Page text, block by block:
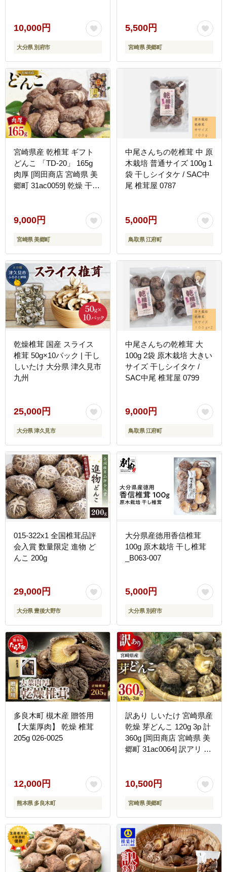
10,000円
大分県 別府市
にぎり 卵かけごはん だし
出汁 旨味 ぎょうざ おつ
まみ おかず
5,500円
宮崎県 美郷町
宮崎県産 乾椎茸 ギフト
どんこ 「TD-20」 165g
肉厚 [岡田商店 宮崎県 美
郷町 31ac0059] 乾燥 干し
贈り物 贈答用 プレゼント
父の日 母の日 家庭用 送
料無料 厳選 煮つけ 煮物
煮付け
9,000円
宮崎県 美郷町
中尾さんちの乾椎茸 中 原
木栽培 普通サイズ 100g 1
袋 干しシイタケ / SAC中
尾 椎茸屋 0787
5,000円
鳥取県 江府町
乾燥椎茸 国産 スライス
椎茸 50g×10パック | 干し
しいたけ 大分県 津久見市
九州
25,000円
大分県 津久見市
中尾さんちの乾椎茸 大
100g 2袋 原木栽培 大きい
サイズ 干しシイタケ /
SAC中尾 椎茸屋 0799
9,000円
鳥取県 江府町
015-322x1 全国椎茸品評
会入賞 数量限定 進物 ど
んこ 200g
29,000円
大分県 豊後大野市
大分県産徳用香信椎茸
100g 原木栽培 干し椎茸
_B063-007
5,000円
大分県 別府市
多良木町 槻木産 贈答用
【大葉厚肉】 乾燥 椎茸
205g 026-0025
12,000円
熊本県 多良木町
訳あり しいたけ 宮崎県産
乾燥 芽どんこ 120g 3p 計
360g [岡田商店 宮崎県 美
郷町 31ac0064] 訳アリ 理
ケ 乾燥椎茸 しいたけ シ
ふるさと納税
10,500円
宮崎県 美郷町